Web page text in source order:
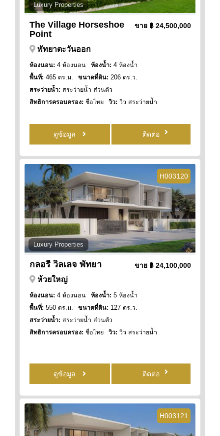
Luxury Properties
The Village Horseshoe
Point
ขาย ฿ 24,500,000
พัทยาตะวันออก
ห้องนอน: 4 ห้องนอน ห้องน้ำ: 4 ห้องน้ำ
พื้นที่: 465 ตร.ม. ขนาดที่ดิน: 206 ตร.ว.
สระว่ายน้ำ: สระว่ายน้ำ ส่วนตัว
สิทธิการครอบครอง: ชื่อไทย วิว: วิว สระว่ายน้ำ
ดูข้อมูล ติดต่อ
H003120
Luxury Properties
กลอรี่ วิลเลจ พัทยา ขาย ฿ 24,100,000
ห้วยใหญ่
ห้องนอน: 4 ห้องนอน ห้องน้ำ: 5 ห้องน้ำ
พื้นที่: 550 ตร.ม. ขนาดที่ดิน: 127 ตร.ว.
สระว่ายน้ำ: สระว่ายน้ำ ส่วนตัว
สิทธิการครอบครอง: ชื่อไทย วิว: วิว สระว่ายน้ำ
ดูข้อมูล ติดต่อ
H003121